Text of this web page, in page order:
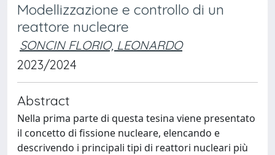
Modellizzazione e controllo di un
reattore nucleare
SONCIN FLORIO, LEONARDO
2023/2024
Abstract
Nella prima parte di questa tesina viene presentato
il concetto di fissione nucleare, elencando e
descrivendo i principali tipi di reattori nucleari più